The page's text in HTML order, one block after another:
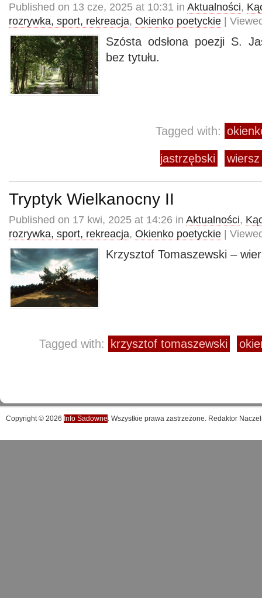
Published on 13 cze, 2025 at 10:31 in Aktualności,
rozrywka, sport, rekreacja, Okienko poetyckie |
Szósta odsłona poezji S.
bez tytułu.
Tagged with:
jastrzębski wiersz
Tryptyk Wielkanocny II
Published on 17 kwi, 2025 at 14:26 in Aktualności,
rozrywka, sport, rekreacja, Okienko poetyckie |
Krzysztof Tomaszewski –
Tagged with: krzysztof tomaszewski
Copyright © 2026 Info Sadowne. Wszystkie prawa zastrzeżone. Redaktor